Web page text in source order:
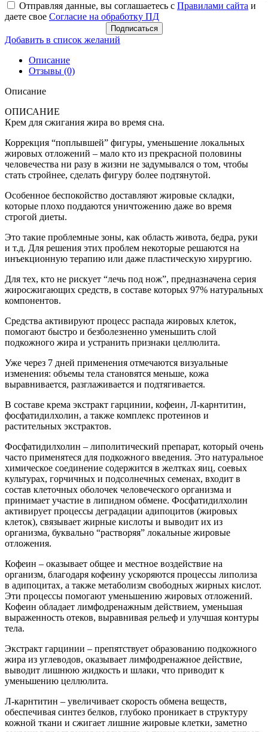
Отправляя данные, вы соглашаетесь с Правилами сайта и
даете свое Согласие на обработку ПД
Подписаться
Добавить в список желаний
Описание
Отзывы (0)
Описание
ОПИСАНИЕ
Крем для сжигания жира во время сна.
Коррекция “поплывшей” фигуры, уменьшение локальных
жировых отложений – мало кто из прекрасной половины
человечества ни разу в жизни не задумывался о том, чтобы
стать стройнее, сделать фигуру более подтянутой.
Особенное беспокойство доставляют жировые складки,
которые плохо поддаются уничтожению даже во время
строгой диеты.
Это такие проблемные зоны, как область живота, бедра, руки
и т.д. Для решения этих проблем некоторые решаются на
инъекционную терапию или даже пластическую хирургию.
Для тех, кто не рискует “лечь под нож”, предназначена серия
жиросжигающих средств, в составе которых 97% натуральных
компонентов.
Средства активируют процесс распада жировых клеток,
помогают быстро и безболезненно уменьшить слой
подкожного жира и устранить признаки целлюлита.
Уже через 7 дней применения отмечаются визуальные
изменения: объемы тела становятся меньше, кожа
выравнивается, разглаживается и подтягивается.
В составе крема экстракт гарцинии, кофеин, Л-карнтитин,
фосфатидилхолин, а также комплекс протеинов и
растительных экстрактов.
Фосфатидилхолин – липолитический препарат, который очень
часто применятеся для подкожного введения. Это натуральное
химическое соединение содержится в желтках яиц, соевых
культурах, горчичных и подсолнечных семенах, входит в
состав клеточных оболочек человеческого организма и
принимает участие в липидном обмене. Фосфатидилхолин
активирует процессы деградации адипоцитов (жировых
клеток), связывает жирные кислоты и выводит их из
организма, буквально “растворяя” локальные жировые
отложения.
Кофеин – оказывает общее и местное воздействие на
организм, благодаря кофеину ускоряются процессы липолиза
в адипоцитах, а также метаболизм свободных жирных кислот.
Эти процессы помогают уменьшению жировых отложений.
Кофеин обладает лимфодренажным действием, уменьшая
выраженность отеков, выравнивая рельеф и улучшая контуры
тела.
Экстракт гарцинии – препятствует образованию подкожного
жира из углеводов, оказывает лимфодренажное действие,
выводит лишнюю жидкость и шлаки, что приводит к
уменьшению целлюлита.
Л-карнтитин – увеличивает скорость обмена веществ,
обеспечивая синтез белков, глубоко проникает в структуру
кожной ткани и сжигает лишние жировые клетки, заметно